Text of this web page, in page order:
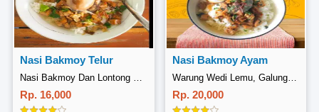
Nasi Bakmoy Telur
Rp. 16,000
Nasi Bakmoy Ayam
Warung Wedi Lemu, Galunggung
Rp. 20,000